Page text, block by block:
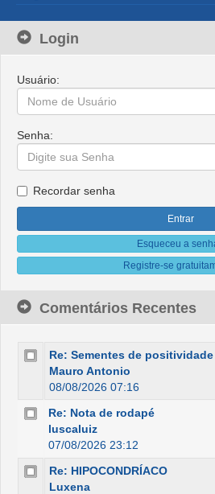
Login
Usuário:
Senha:
Recordar senha
Esqueceu a
Registre-se
Comentários Recentes
Re: Sementes de positividade
Mauro Antonio
08/08/2026 07:16
Re: Nota de rodapé
luscaluiz
07/08/2026 23:12
Re: HIPOCONDRÍACO
Luxena